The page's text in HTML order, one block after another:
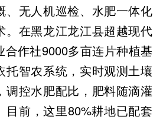
、无人机巡检、水肥一体化
。在黑龙江龙江县超越现代
合作社9000多亩连片种植基
托智农系统，实时观测土壤
调控水肥配比，肥料随滴灌
目前，这里80%耕地已配套